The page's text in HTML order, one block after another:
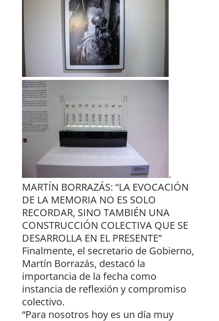
.
MARTÍN BORRAZÁS: “LA EVOCACIÓN
DE LA MEMORIA NO ES SOLO
RECORDAR, SINO TAMBIÉN UNA
CONSTRUCCIÓN COLECTIVA QUE SE
DESARROLLA EN EL PRESENTE”
Finalmente, el secretario de Gobierno,
Martín Borrazás, destacó la
importancia de la fecha como
instancia de reflexión y compromiso
colectivo.
“Para nosotros hoy es un día muy